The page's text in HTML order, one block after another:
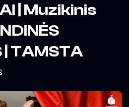
| Muzikinis
| TAMSTA